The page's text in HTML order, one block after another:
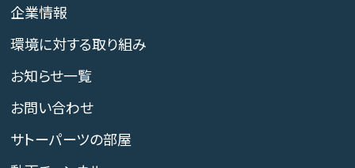
企業情報
環境に対する取り組み
お知らせ一覧
お問い合わせ
サトーパーツの部屋